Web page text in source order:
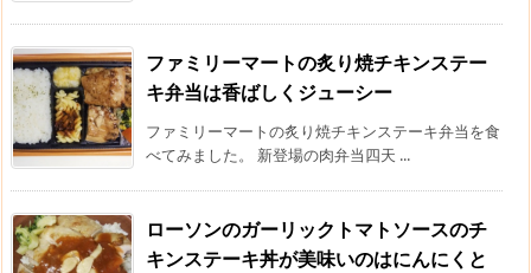
ファミリーマートの炙り焼チキンステー
キ弁当は香ばしくジューシー
ファミリーマートの炙り焼チキンステーキ弁当を食
べてみました。 新登場の肉弁当四天 ...
ローソンのガーリックトマトソースのチ
キンステーキ丼が美味いのはにんにくと